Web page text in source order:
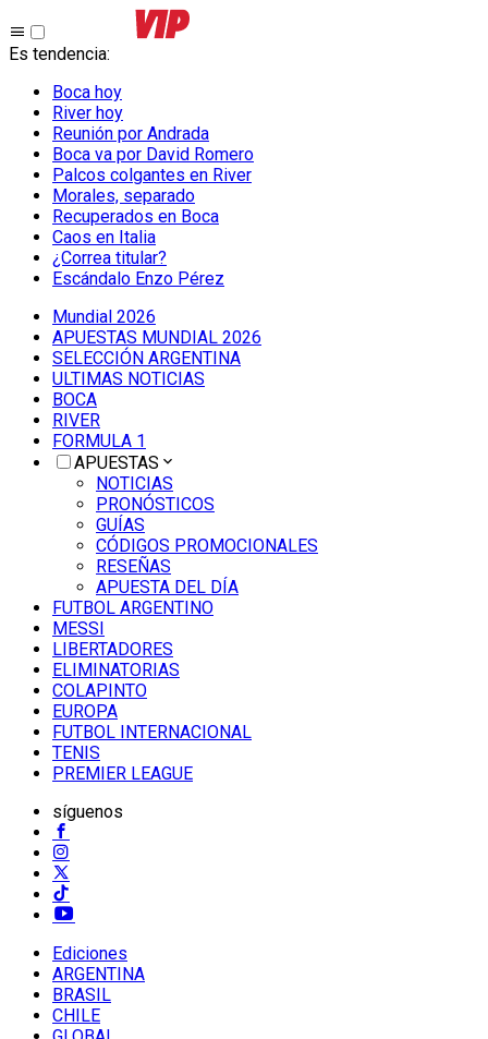
Es tendencia:
Boca hoy
River hoy
Reunión por Andrada
Boca va por David Romero
Palcos colgantes en River
Morales, separado
Recuperados en Boca
Caos en Italia
¿Correa titular?
Escándalo Enzo Pérez
Mundial 2026
APUESTAS MUNDIAL 2026
SELECCIÓN ARGENTINA
ULTIMAS NOTICIAS
BOCA
RIVER
FORMULA 1
APUESTAS
NOTICIAS
PRONÓSTICOS
GUÍAS
CÓDIGOS PROMOCIONALES
RESEÑAS
APUESTA DEL DÍA
FUTBOL ARGENTINO
MESSI
LIBERTADORES
ELIMINATORIAS
COLAPINTO
EUROPA
FUTBOL INTERNACIONAL
TENIS
PREMIER LEAGUE
síguenos
Ediciones
ARGENTINA
BRASIL
CHILE